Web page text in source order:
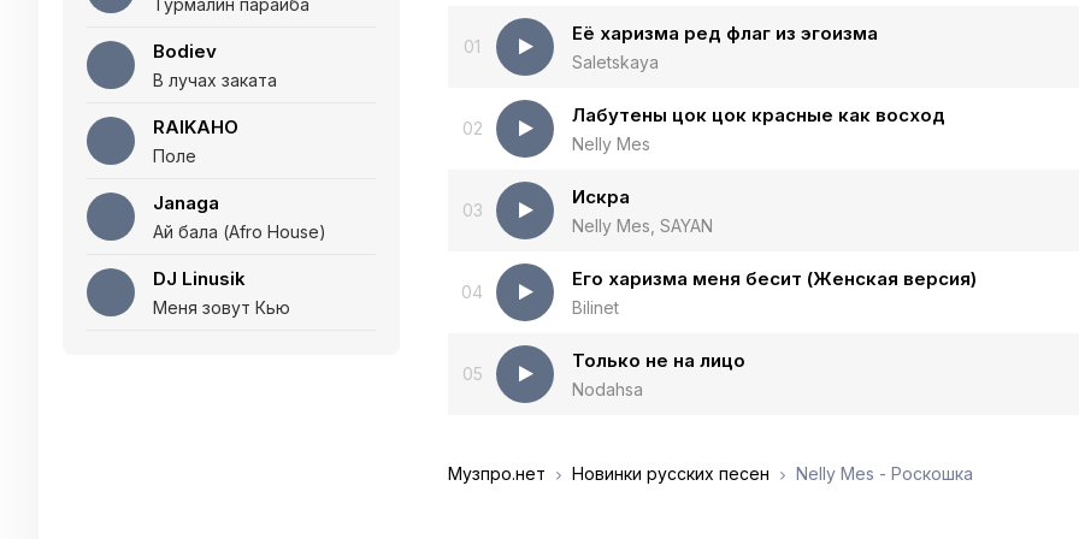
Турмалин параиба
Bodiev
В лучах заката
RAIKAHO
Поле
Janaga
Ай бала (Afro House)
DJ Linusik
Меня зовут Кью
01
Её харизма ред флаг из эгоизма
Saletskaya
02
Лабутены цок цок красные как восход
Nelly Mes
03
Искра
Nelly Mes, SAYAN
04
Его харизма меня бесит (Женская версия)
Bilinet
05
Только не на лицо
Nodahsa
Музпро.нет Новинки русских песен Nelly Mes - Роскошка